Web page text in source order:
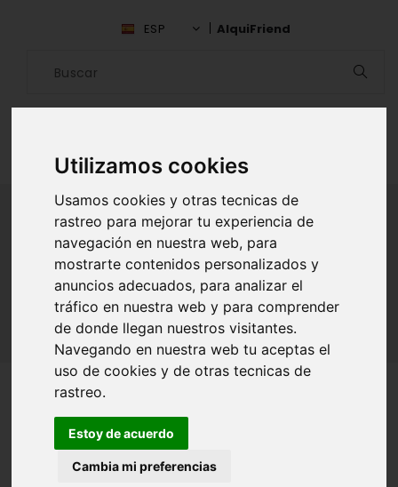
Utilizamos cookies
Usamos cookies y otras tecnicas de
rastreo para mejorar tu experiencia de
navegación en nuestra web, para
mostrarte contenidos personalizados y
anuncios adecuados, para analizar el
tráfico en nuestra web y para comprender
de donde llegan nuestros visitantes.
Navegando en nuestra web tu aceptas el
uso de cookies y de otras tecnicas de
rastreo.
Estoy de acuerdo
Cambia mi preferencias
ESP AlquiFriend
ALQUILAR AMIGO
Inicio Amigos Vizcaya Nodier Correa Perea